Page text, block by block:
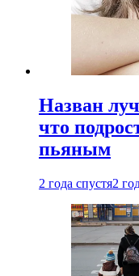
Назван
что
пьяным
2 года спустя2